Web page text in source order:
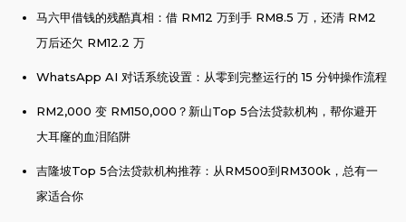
马六甲借钱的残酷真相：借 RM12 万到手 RM8.5 万，还清 RM2
万后还欠 RM12.2 万
WhatsApp AI 对话系统设置：从零到完整运行的 15 分钟操作流程
RM2,000 变 RM150,000？新山Top 5合法贷款机构，帮你避开
大耳窿的血泪陷阱
吉隆坡Top 5合法贷款机构推荐：从RM500到RM300k，总有一
家适合你